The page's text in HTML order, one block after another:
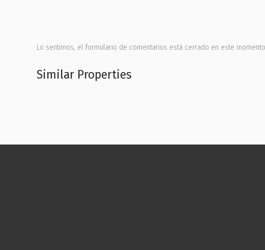
Lo sentimos, el formulario de comentarios está cerrado en este
Similar Properties